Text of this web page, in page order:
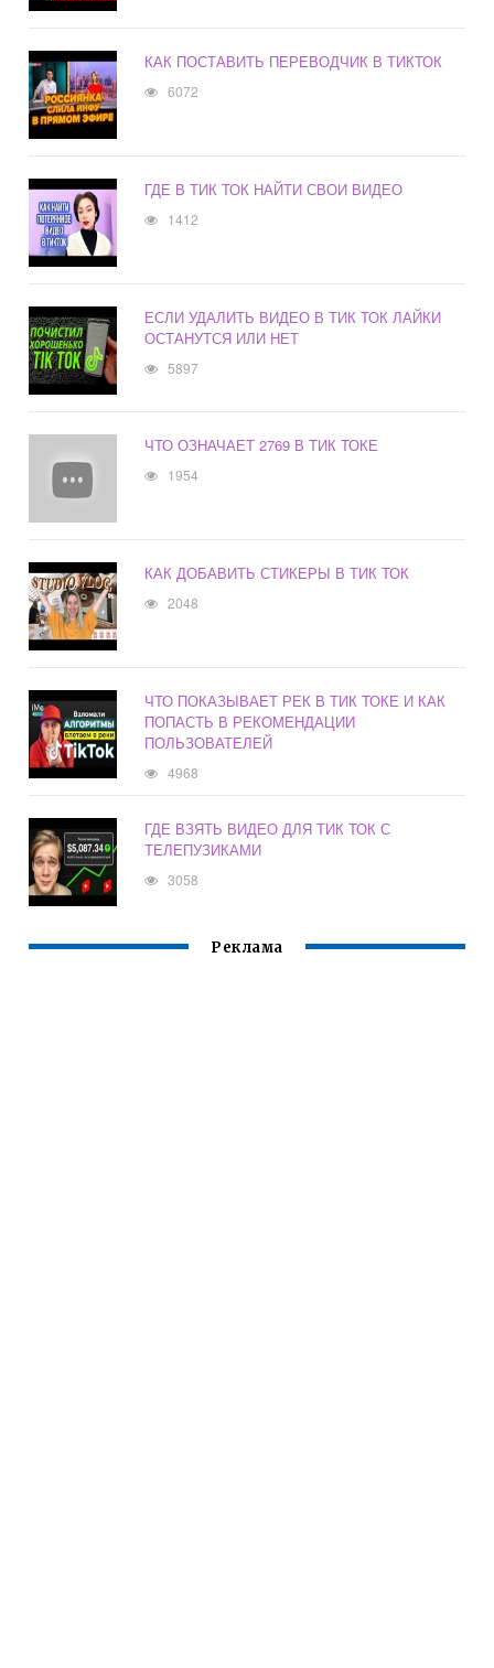
КАК ПОСТАВИТЬ ПЕРЕВОДЧИК В ТИКТОК
6072
ГДЕ В ТИК ТОК НАЙТИ СВОИ ВИДЕО
1412
ЕСЛИ УДАЛИТЬ ВИДЕО В ТИК ТОК ЛАЙКИ
ОСТАНУТСЯ ИЛИ НЕТ
5897
ЧТО ОЗНАЧАЕТ 2769 В ТИК ТОКЕ
1954
КАК ДОБАВИТЬ СТИКЕРЫ В ТИК ТОК
2048
ЧТО ПОКАЗЫВАЕТ РЕК В ТИК ТОКЕ И КАК
ПОПАСТЬ В РЕКОМЕНДАЦИИ
ПОЛЬЗОВАТЕЛЕЙ
4968
ГДЕ ВЗЯТЬ ВИДЕО ДЛЯ ТИК ТОК С
ТЕЛЕПУЗИКАМИ
3058
Реклама